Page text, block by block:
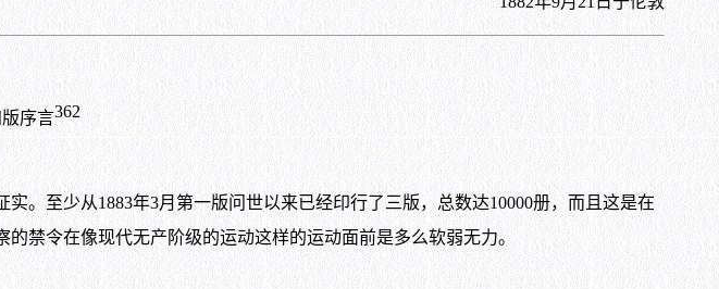
序言362
实。至少从1883年3月第一版问世以来已经印行了三版，总数达10000册，而且这是在
禁令在像现代无产阶级的运动这样的运动面前是多么软弱无力。